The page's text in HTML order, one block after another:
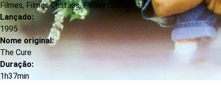
Filmes, Filmes Cristãos,Filmes Drama
Lançado:
1995
Nome original:
The Cure
Duração:
1h37min